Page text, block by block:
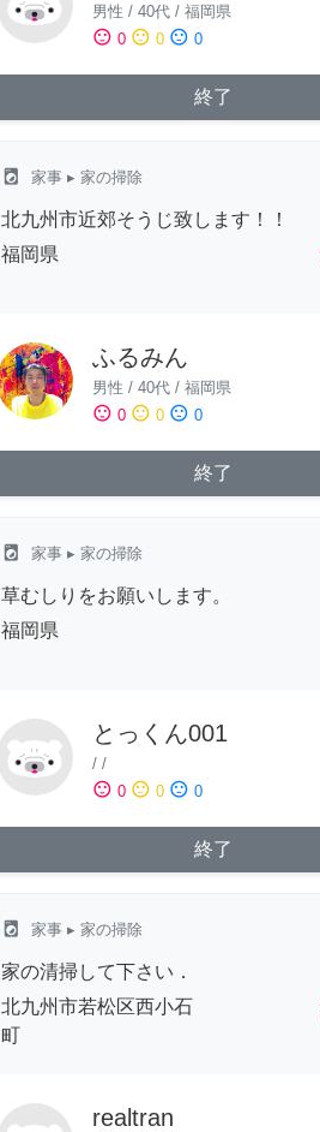
男性 / 40代/ 福岡県
sentiment_satisfied 0 sentiment_neutral 0 sentiment_dissatisfied 0
終了
local_laundry_service 家事▸ 家の掃除
北九州市近郊そうじ致します！！
福岡県
ふるみん
男性 / 40代/ 福岡県
sentiment_satisfied 0 sentiment_neutral 0 sentiment_dissatisfied 0
終了
local_laundry_service 家事▸ 家の掃除
草むしりをお願いします。
福岡県
とっくん001
/ /
sentiment_satisfied 0 sentiment_neutral 0 sentiment_dissatisfied 0
終了
local_laundry_service 家事▸ 家の掃除
家の清掃して下さい．
北九州市若松区西小石
町
realtran